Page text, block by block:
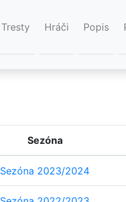
Tresty Hráči Popis
Sezóna
Sezóna 2023/2024